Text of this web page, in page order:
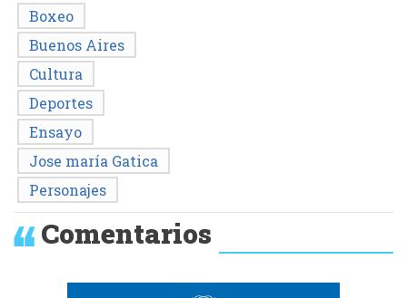
Boxeo
Buenos Aires
Cultura
Deportes
Ensayo
Jose maría Gatica
Personajes
Comentarios